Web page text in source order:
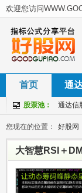
首页 通
股票池： 通达信
您现在的位置： 好股网
大智慧RSI＋